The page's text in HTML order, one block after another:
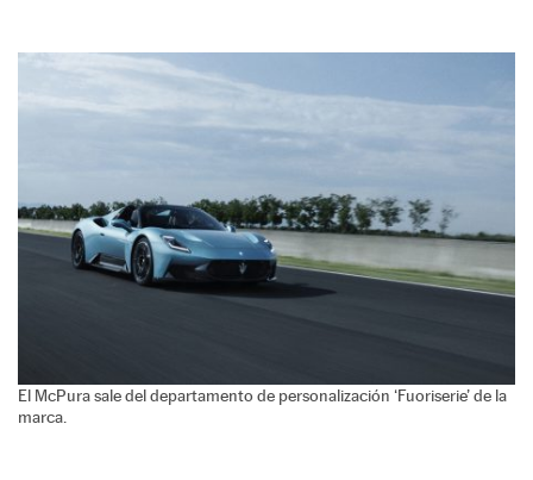
El McPura sale del departamento de personalización ‘Fuoriserie’ de la
marca.